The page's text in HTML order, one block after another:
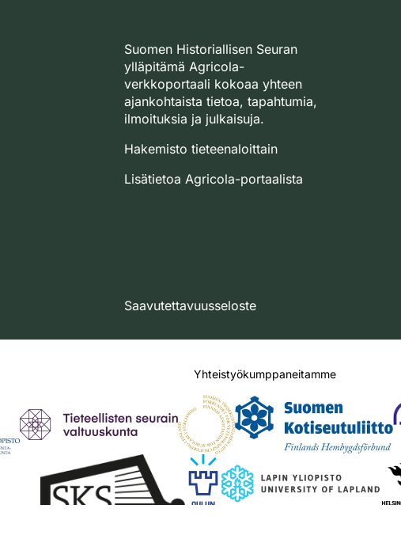
Suomen Historiallisen Seuran
ylläpitämä Agricola-
verkkoportaali kokoaa yhteen
ajankohtaista tietoa, tapahtumia,
ilmoituksia ja julkaisuja.
Hakemisto tieteenaloittain
Lisätietoa Agricola-portaalista
Saavutettavuusseloste
Yhteistyökumppaneitamme